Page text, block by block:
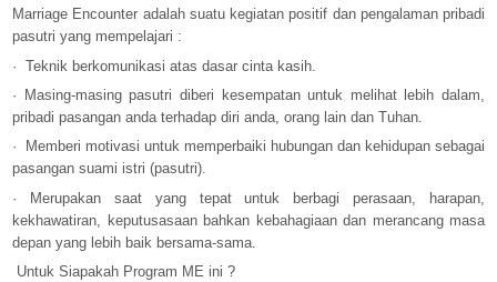
Marriage Encounter adalah suatu kegiatan positif dan pengalaman pribadi
pasutri yang mempelajari :
· Teknik berkomunikasi atas dasar cinta kasih.
·
Masing-masing pasutri diberi kesempatan untuk melihat lebih dalam,
pribadi pasangan anda terhadap diri anda, orang lain dan Tuhan.
·
Memberi motivasi untuk memperbaiki hubungan dan kehidupan sebagai
pasangan suami istri (pasutri).
· Merupakan saat yang tepat untuk berbagi perasaan, harapan,
kekhawatiran, keputusasaan bahkan kebahagiaan dan merancang masa
depan yang lebih baik bersama-sama.
Untuk Siapakah Program ME ini ?